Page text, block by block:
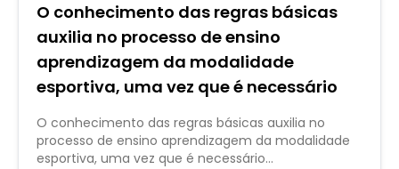
O conhecimento das regras básicas
auxilia no processo de ensino
aprendizagem da modalidade
esportiva, uma vez que é necessário
O conhecimento das regras básicas auxilia no
processo de ensino aprendizagem da modalidade
esportiva, uma vez que é necessário...